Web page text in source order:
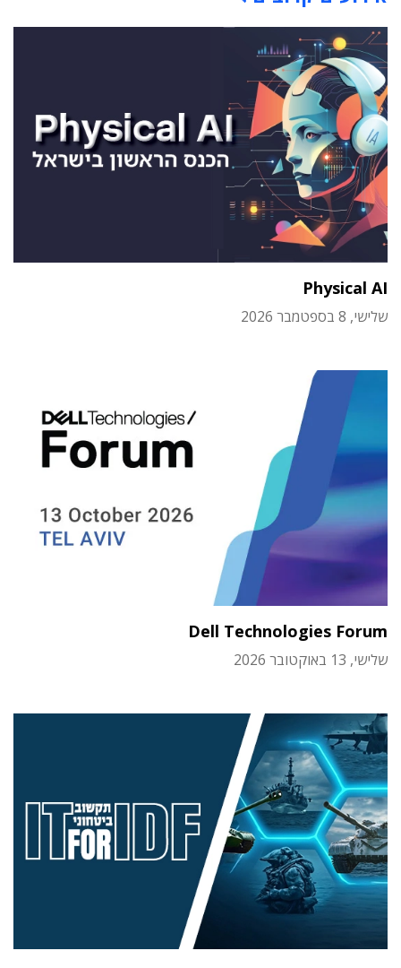
Physical AI
שלישי, 8 בספטמבר 2026
Dell Technologies Forum
שלישי, 13 באוקטובר 2026